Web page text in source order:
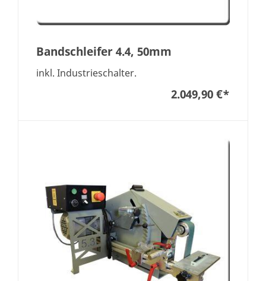
Bandschleifer 4.4, 50mm
inkl. Industrieschalter.
2.049,90 €*